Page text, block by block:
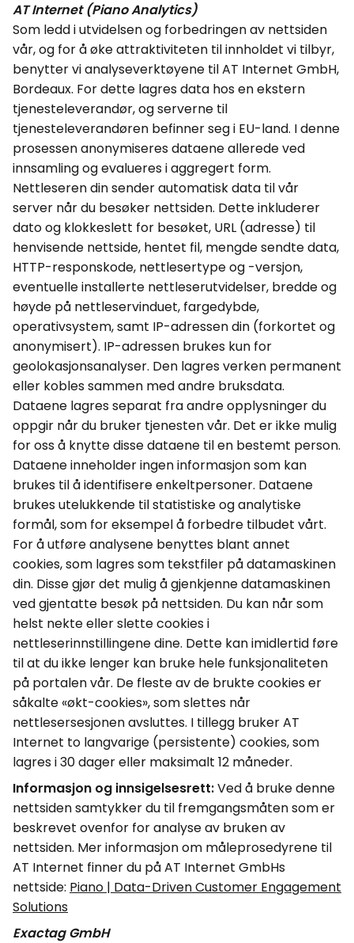
AT Internet (Piano Analytics)
Som ledd i utvidelsen og forbedringen av nettsiden
vår, og for å øke attraktiviteten til innholdet vi tilbyr,
benytter vi analyseverktøyene til AT Internet GmbH,
Bordeaux. For dette lagres data hos en ekstern
tjenesteleverandør, og serverne til
tjenesteleverandøren befinner seg i EU-land. I denne
prosessen anonymiseres dataene allerede ved
innsamling og evalueres i aggregert form.
Nettleseren din sender automatisk data til vår
server når du besøker nettsiden. Dette inkluderer
dato og klokkeslett for besøket, URL (adresse) til
henvisende nettside, hentet fil, mengde sendte data,
HTTP-responskode, nettlesertype og -versjon,
eventuelle installerte nettleserutvidelser, bredde og
høyde på nettleservinduet, fargedybde,
operativsystem, samt IP-adressen din (forkortet og
anonymisert). IP-adressen brukes kun for
geolokasjonsanalyser. Den lagres verken permanent
eller kobles sammen med andre bruksdata.
Dataene lagres separat fra andre opplysninger du
oppgir når du bruker tjenesten vår. Det er ikke mulig
for oss å knytte disse dataene til en bestemt person.
Dataene inneholder ingen informasjon som kan
brukes til å identifisere enkeltpersoner. Dataene
brukes utelukkende til statistiske og analytiske
formål, som for eksempel å forbedre tilbudet vårt.
For å utføre analysene benyttes blant annet
cookies, som lagres som tekstfiler på datamaskinen
din. Disse gjør det mulig å gjenkjenne datamaskinen
ved gjentatte besøk på nettsiden. Du kan når som
helst nekte eller slettecookiesi
nettleserinnstillingene dine. Dette kan imidlertid føre
til at du ikke lenger kan bruke hele funksjonaliteten
på portalen vår. De fleste av de bruktecookieser
såkalte «økt-cookies», som slettes når
nettlesersesjonen avsluttes. I tillegg bruker AT
Internet to langvarige (persistente) cookies, som
lagres i 30 dager eller maksimalt 12 måneder.
Informasjon og innsigelsesrett:Ved å bruke denne
nettsiden samtykker du til fremgangsmåten som er
beskrevet ovenfor for analyse av bruken av
nettsiden. Mer informasjon om måleprosedyrene til
AT Internet finner du på AT Internet GmbHs
nettside: Piano | Data-DrivenCustomer Engagement
Solutions
Exactag GmbH